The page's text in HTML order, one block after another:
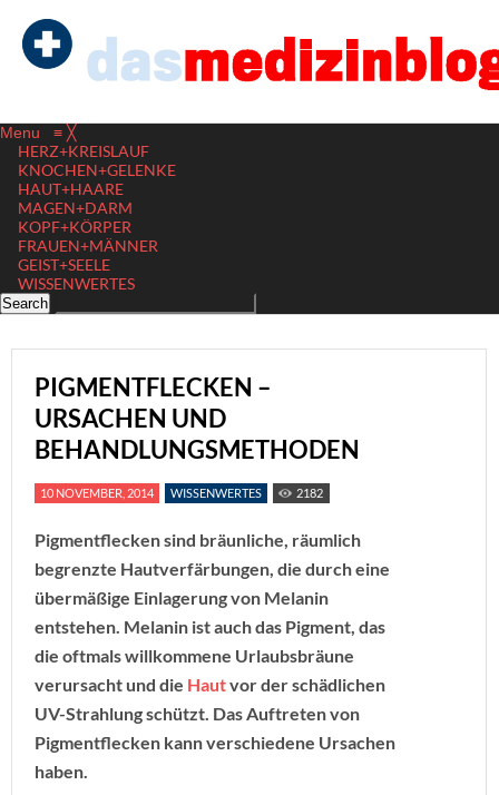
Menu ≡ ╳
HERZ+KREISLAUF
KNOCHEN+GELENKE
HAUT+HAARE
MAGEN+DARM
KOPF+KÖRPER
FRAUEN+MÄNNER
GEIST+SEELE
WISSENWERTES
PIGMENTFLECKEN –
URSACHEN UND
BEHANDLUNGSMETHODEN
10 NOVEMBER, 2014 WISSENWERTES 2182
Pigmentflecken sind bräunliche, räumlich
begrenzte Hautverfärbungen, die durch eine
übermäßige Einlagerung von Melanin
entstehen. Melanin ist auch das Pigment, das
die oftmals willkommene Urlaubsbräune
verursacht und die Hautvor der schädlichen
UV-Strahlung schützt. Das Auftreten von
Pigmentflecken kann verschiedene Ursachen
haben.